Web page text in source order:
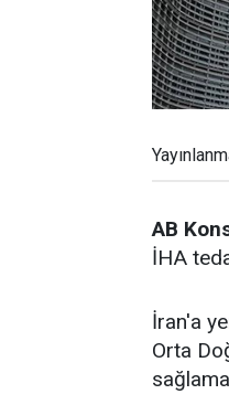
AB
İHA
İran'a
Orta